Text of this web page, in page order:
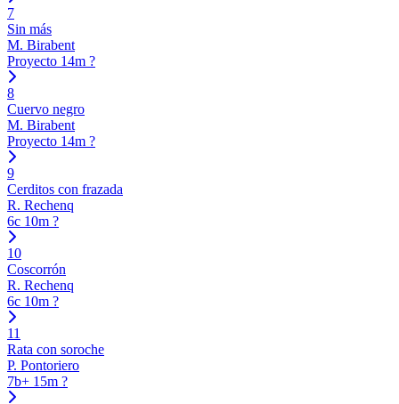
7
Sin más
M. Birabent
Proyecto 14m ?
8
Cuervo negro
M. Birabent
Proyecto 14m ?
9
Cerditos con frazada
R. Rechenq
6c 10m ?
10
Coscorrón
R. Rechenq
6c 10m ?
11
Rata con soroche
P. Pontoriero
7b+ 15m ?